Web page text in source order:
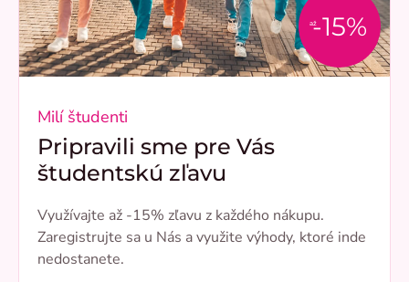
až-15%
Milí študenti
Pripravili sme pre Vás
študentskú zľavu
Využívajte až -15% zľavu z každého nákupu.
Zaregistrujte sa u Nás a využite výhody, ktoré inde
nedostanete.